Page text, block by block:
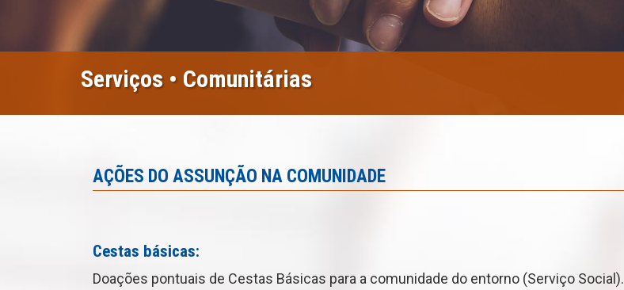
Serviços • Comunitárias
AÇÕES DO ASSUNÇÃO NA COMUNIDADE
Cestas básicas:
Doações pontuais de Cestas Básicas para a comunidade do entorno (Serviço Social).